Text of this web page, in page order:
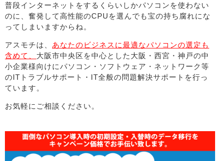
普段インターネットをするくらいしかパソコンを使わない
のに、奮発して高性能のCPUを選んでも宝の持ち腐れにな
ってしまいますからね。
アスモチは、 あなたのビジネスに最適なパソコンの選定も
含めて、 大阪市中央区を中心とした大阪・西宮・神戸の中
小企業様向けにパソコン・ソフトウェア・ネットワーク等
のITトラブルサポート・IT全般の問題解決サポートを行っ
ています。
お気軽にご相談ください。